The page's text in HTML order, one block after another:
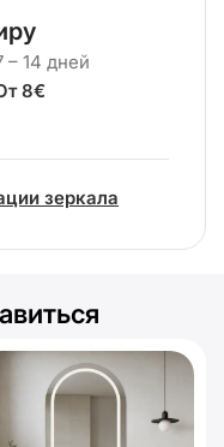
– 14 дней
8€
зеркала